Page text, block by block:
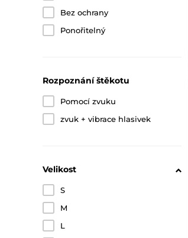
Bez ochrany
Ponořitelný
Rozpoznání štěkotu
Pomocí zvuku
zvuk + vibrace hlasivek
Velikost
S
M
L